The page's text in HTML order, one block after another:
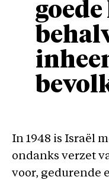
In 1948 is Israël
ondanks verzet
voor, gedurende